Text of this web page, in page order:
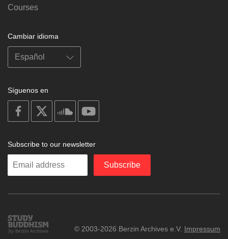
Courses
Cambiar idioma
Síguenos en
on
facebook
soundcloud
Subscribe to our newsletter
Enter
Subscribe
Study
Buddhism
© 2003-2026 Berzin Archives e.V. Impressum